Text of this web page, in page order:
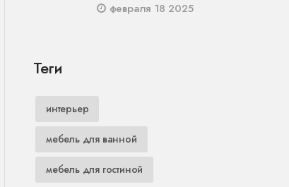
февраля 18 2025
Теги
интерьер
мебель для ванной
мебель для гостиной